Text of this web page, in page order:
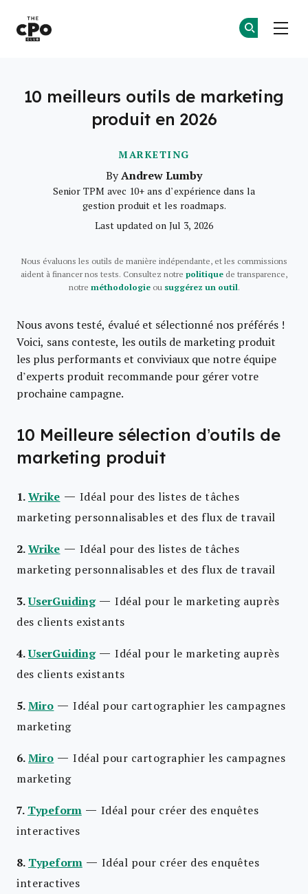
MARKETING
10 meilleurs outils de marketing
produit en 2026
ByAndrew Lumby
Senior TPM avec 10+ ans d’expérience dans la
gestion produit et les roadmaps.
Last updated on Jul 3, 2026
Nous évaluons les outils de manière indépendante, et les commissions
aident à financer nos tests. Consultez notre politique de transparence,
notre méthodologieou suggérez un outil.
Nous avons testé, évalué et sélectionné nos préférés !
Voici, sans conteste, les outils de marketing produit
les plus performants et conviviaux que notre équipe
d’experts produit recommande pour gérer votre
prochaine campagne.
10 Meilleure sélection d’outils de
marketing produit
1.Wrike — Idéal pour des listes de tâches
marketing personnalisables et des flux de travail
2.Wrike — Idéal pour des listes de tâches
marketing personnalisables et des flux de travail
3.UserGuiding —Idéal pour le marketing auprès
des clients existants
4.UserGuiding —Idéal pour le marketing auprès
des clients existants
5.Miro —Idéal pour cartographier les campagnes
marketing
6.Miro —Idéal pour cartographier les campagnes
marketing
7. Typeform — Idéal pour créer des enquêtes
interactives
8. Typeform — Idéal pour créer des enquêtes
interactives